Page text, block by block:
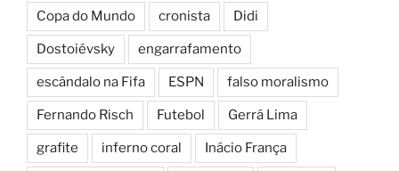
Copa do Mundo cronista Didi
Dostoiévsky engarrafamento
escândalo na Fifa ESPN falso moralismo
Fernando Risch Futebol Gerrá Lima
grafite inferno coral Inácio França